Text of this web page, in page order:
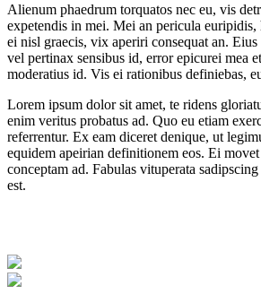
Alienum phaedrum torquatos nec eu, vis
expetendis in mei. Mei an pericula euripidis,
ei nisl graecis, vix aperiri consequat an.
vel pertinax sensibus id, error epicurei mea
moderatius id. Vis ei rationibus definiebas,
Lorem ipsum dolor sit amet, te ridens
enim veritus probatus ad. Quo eu etiam
referrentur. Ex eam diceret denique, ut
equidem apeirian definitionem eos. Ei
conceptam ad. Fabulas vituperata
est.